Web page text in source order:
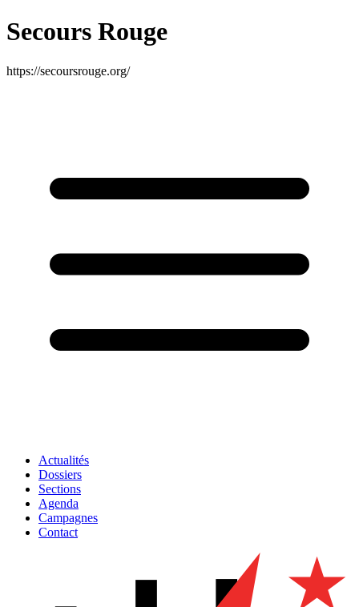
Secours Rouge
https://secoursrouge.org/
Actualités
Dossiers
Sections
Agenda
Campagnes
Contact